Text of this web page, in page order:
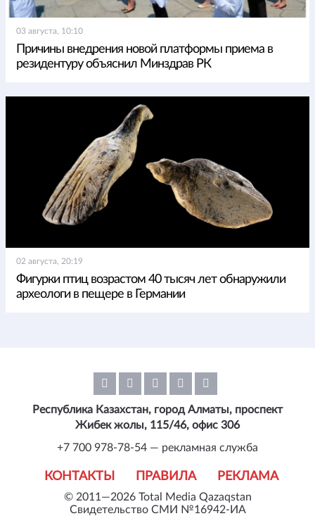
03 августа, 10:10
Причины внедрения новой платформы приема в
резидентуру объяснил Минздрав РК
02 августа, 20:19
Фигурки птиц возрастом 40 тысяч лет обнаружили
археологи в пещере в Германии
© 2011—2026 Total Media Qazaqstan
Свидетельство СМИ №16942-ИА
КОНТАКТЫ ПРАВИЛА РЕКЛАМА
Республика Казахстан, город Алматы, проспект
Жибек жолы, 115/46, офис 306
+7 700 978-78-54 — рекламная служба